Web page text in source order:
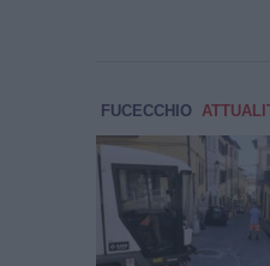
FUCECCHIO